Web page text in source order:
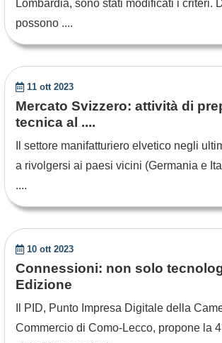
Lombardia, sono stati modificati i criteri.
possono ....
11 ott 2023
Mercato Svizzero: attività di
tecnica al ....
Il settore manifatturiero elvetico negli
a rivolgersi ai paesi vicini (Germania e
....
10 ott 2023
Connessioni: non solo
Edizione
Il PID, Punto Impresa Digitale della
Commercio di Como-Lecco, propone la